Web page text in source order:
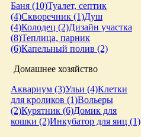
Баня (10)Туалет, септик
(4)Скворечник (1)Душ
(4)Колодец (2)Дизайн участка
(8)Теплица, парник
(6)Капельный полив (2)
Домашнее хозяйство
Аквариум (3)Ульи (4)Клетки
для кроликов (1)Вольеры
(2)Курятник (6)Домик для
кошки (2)Инкубатор для яиц (1)